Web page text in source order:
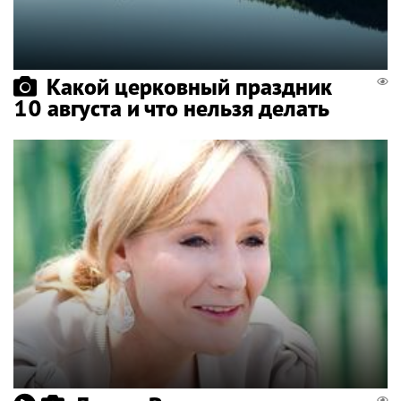
Какой церковный праздник
10 августа и что нельзя делать